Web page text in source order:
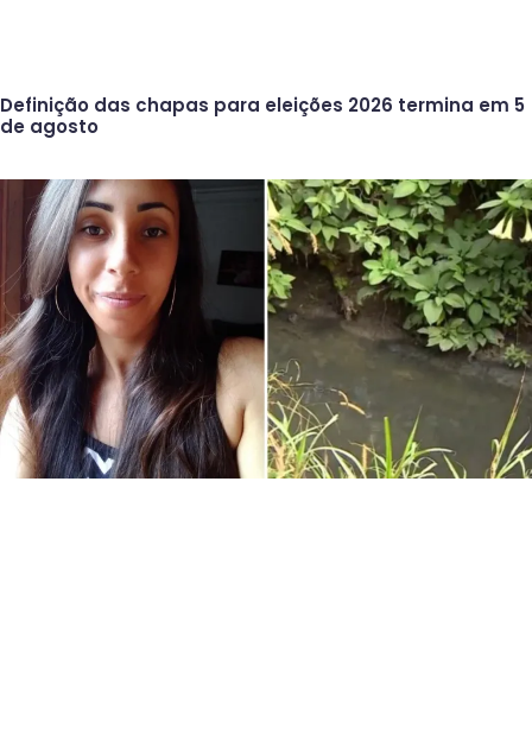
Definição das chapas para eleições 2026 termina em 5
de agosto